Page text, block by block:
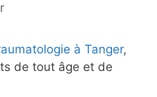
à Tanger,
de tout âge et de